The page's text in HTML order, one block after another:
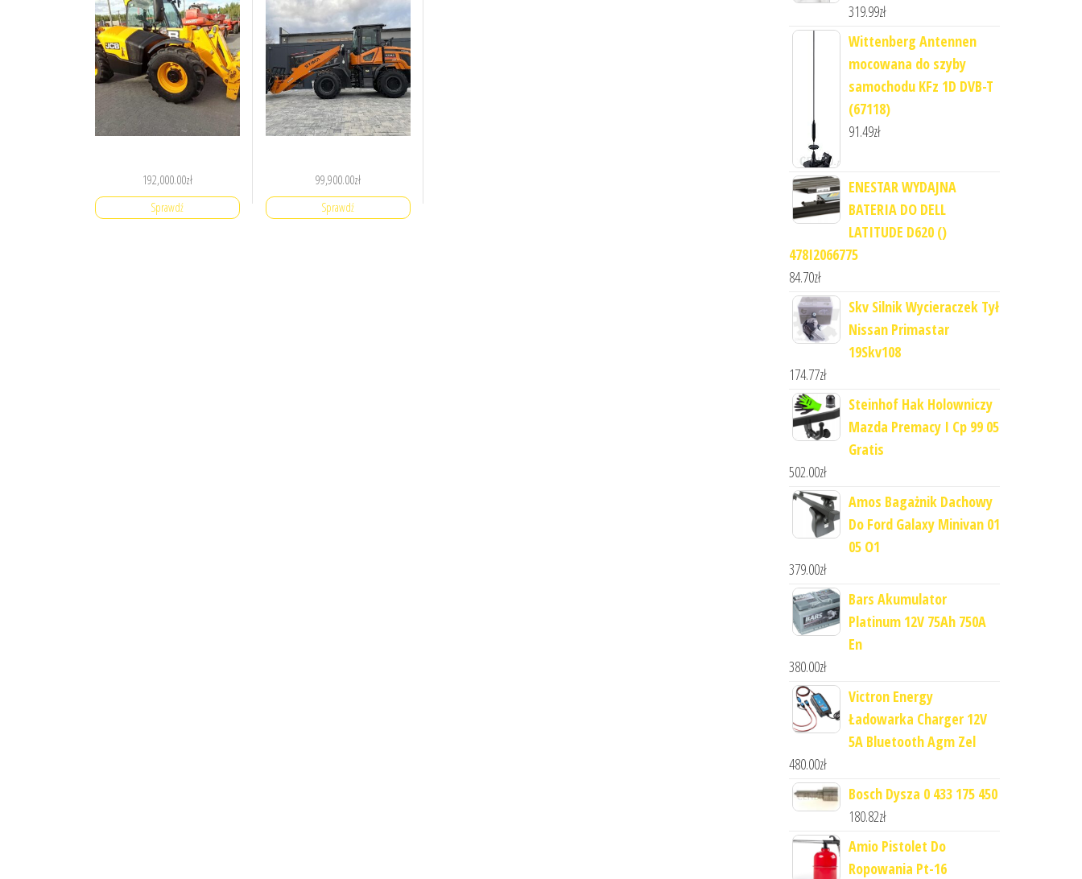
192,000.00zł
Sprawdź
99,900.00zł
Sprawdź
319.99zł
Wittenberg Antennen
mocowana do szyby
samochodu KFz 1D DVB-T
(67118)
91.49zł
ENESTAR WYDAJNA
BATERIA DO DELL
LATITUDE D620 ()
478I2066775
84.70zł
Skv Silnik Wycieraczek Tył
Nissan Primastar
19Skv108
174.77zł
Steinhof Hak Holowniczy
Mazda Premacy I Cp 99 05
Gratis
502.00zł
Amos Bagażnik Dachowy
Do Ford Galaxy Minivan 01
05 O1
379.00zł
Bars Akumulator
Platinum 12V 75Ah 750A
En
380.00zł
Victron Energy
Ładowarka Charger 12V
5A Bluetooth Agm Zel
480.00zł
Bosch Dysza 0 433 175 450
180.82zł
Amio Pistolet Do
Ropowania Pt-16